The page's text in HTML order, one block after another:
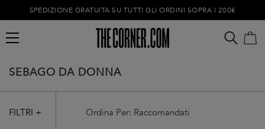
SPEDIZIONE GRATUITA SU TUTTI GLI ORDINI SOPRA I 200€
SEBAGO DA DONNA
FILTRI +